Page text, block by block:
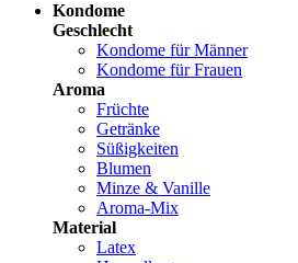
Kondome
Geschlecht
Kondome für Männer
Kondome für Frauen
Aroma
Früchte
Getränke
Süßigkeiten
Blumen
Minze & Vanille
Aroma-Mix
Material
Latex